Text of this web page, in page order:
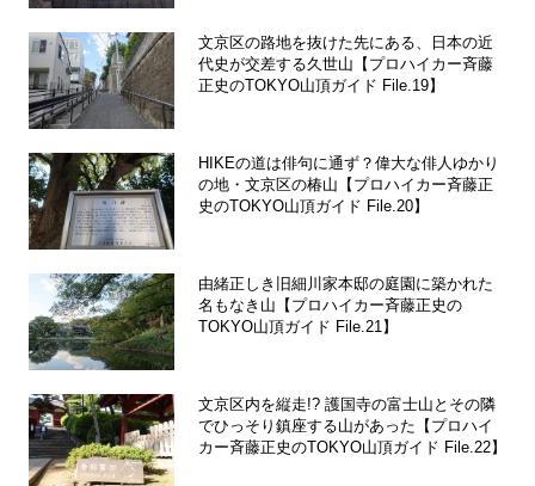
文京区の路地を抜けた先にある、日本の近
代史が交差する久世山【プロハイカー斉藤
正史のTOKYO山頂ガイド File.19】
HIKEの道は俳句に通ず？偉大な俳人ゆかり
の地・文京区の椿山【プロハイカー斉藤正
史のTOKYO山頂ガイド File.20】
由緒正しき旧細川家本邸の庭園に築かれた
名もなき山【プロハイカー斉藤正史の
TOKYO山頂ガイド File.21】
文京区内を縦走!? 護国寺の富士山とその隣
でひっそり鎮座する山があった【プロハイ
カー斉藤正史のTOKYO山頂ガイド File.22】